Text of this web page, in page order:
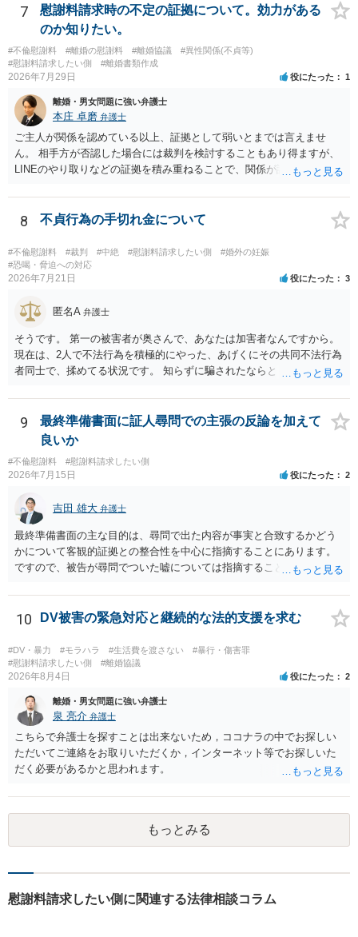
よいと思います。 ただ．慰謝料額については，婚姻破綻に至っていな
いとして，この点を考慮されることになるかもしれません。 ②夫との
今後のことを考えて書いてもらうか否かを検討するのがよいと思いま
す。今ある証拠以上のことを証明（証明力を強めることも含む）でき
るのであれば，前向きに検討を進めるという考え方でもよいでしょ
値と夫との関係との均衡のように思います。 ③行政書士に委任をして
いるのであれば，どのような内容の委任なのか不明ですが，その行政
書士との協議になると思います。請求するか，訴訟にするか，その点
の見極めや，相手方は性交類似行為は認めているのか，それさえも否
定しているのかによって，考え方・進め方は変わってくると思いま
あれば，本人（行政書士でも同じだと思います。）への対応ではあま
り変わらないように思います。減額で折り合えるなら本人様の交渉で
もよいように思いますが，ゼロかどうかの観点であれば，訴訟に進む
しかなくなるようにも思います。そうしますと，お近くの弁護士に相
談して進めることを検討した方がよいようにも思います。
7
慰謝料請求時の不定の証拠について。効力がある
のか知りたい。
#不倫慰謝料 #離婚の慰謝料 #離婚協議
#異性関係(不貞等)
#慰謝料請求したい側
#離婚書類作成
2026年7月29日 役にたった 1
離婚・男女問題に強い弁護士
本庄 卓磨 弁護士
ご主人が関係を認めている以上、証拠として弱いとまでは言えませ
ん。 相手方が否認した場合には裁判を検討することもあり得ますが、
LINEのやり取りなどの証拠を積み重ねることで、関係が認定される余
個別の事情によりますので、お早めに弁護士に相談されることをおす
すめします。
8 不貞行為の手切れ金について
#不倫慰謝料 #裁判 #中絶 #慰謝料請求したい側
#婚外の妊娠
#恐喝・脅迫への対応
2026年7月21日 役にたった 3
匿名A 弁護士
そうです。 第一の被害者が奥さんで、あなたは加害者なんですから。
現在は、2人で不法行為を積極的にやった、あげくにその共同不法行為
者同士で、揉めてる状況です。 知らずに騙されたならともか
というだけですから。
9
最終準備書面に証人尋問での主張の反論を加えて
良いか
#不倫慰謝料 #慰謝料請求したい側
2026年7月15日 役にたった 2
吉田 雄大 弁護士
最終準備書面の主な目的は、尋問で出た内容が事実と合致するかどう
かについて客観的証拠との整合性を中心に指摘することにあります。
ですので、被告が尋問でついた嘘については指摘することが大切で
事実でないとの指摘をすることも必要です。 これらの点について最終
準備書面で的確な指摘ができれば裁判所の理解も深まると思います
が、和解のときに裁判所から開示された金額からさらに判決金額が増
えるかどうかは、裁判官の個性に依る点が大きいので、何ともいえま
せん。
10 DV被害の緊急対応と継続的な法的支援を求む
#DV・暴力 #モラハラ #生活費を渡さない
#暴行・傷害罪
#慰謝料請求したい側
#離婚協議
2026年8月4日 役にたった 2
離婚・男女問題に強い弁護士
泉 亮介 弁護士
こちらで弁護士を探すことは出来ないため，ココナラの中でお探しい
ただいてご連絡をお取りいただくか，インターネット等でお探しいた
だく必要があるかと思われます。
もっとみる
慰謝料請求したい側に関連する法律相談コラム